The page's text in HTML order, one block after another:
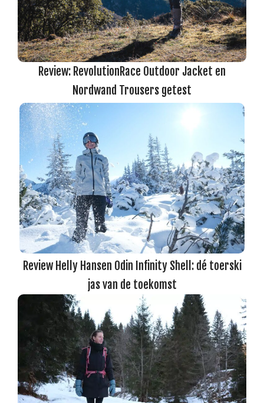
Review: RevolutionRace Outdoor Jacket en
Nordwand Trousers getest
Review Helly Hansen Odin Infinity Shell: dé toerski
jas van de toekomst